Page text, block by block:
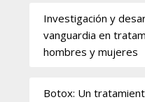
Investigación y
vanguardia en
hombres y mujeres
Botox: Un